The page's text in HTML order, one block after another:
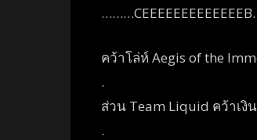
คว้าโล่ห์ Aegis of the
.
ส่วน Team Liquid คว้าเงิ
.